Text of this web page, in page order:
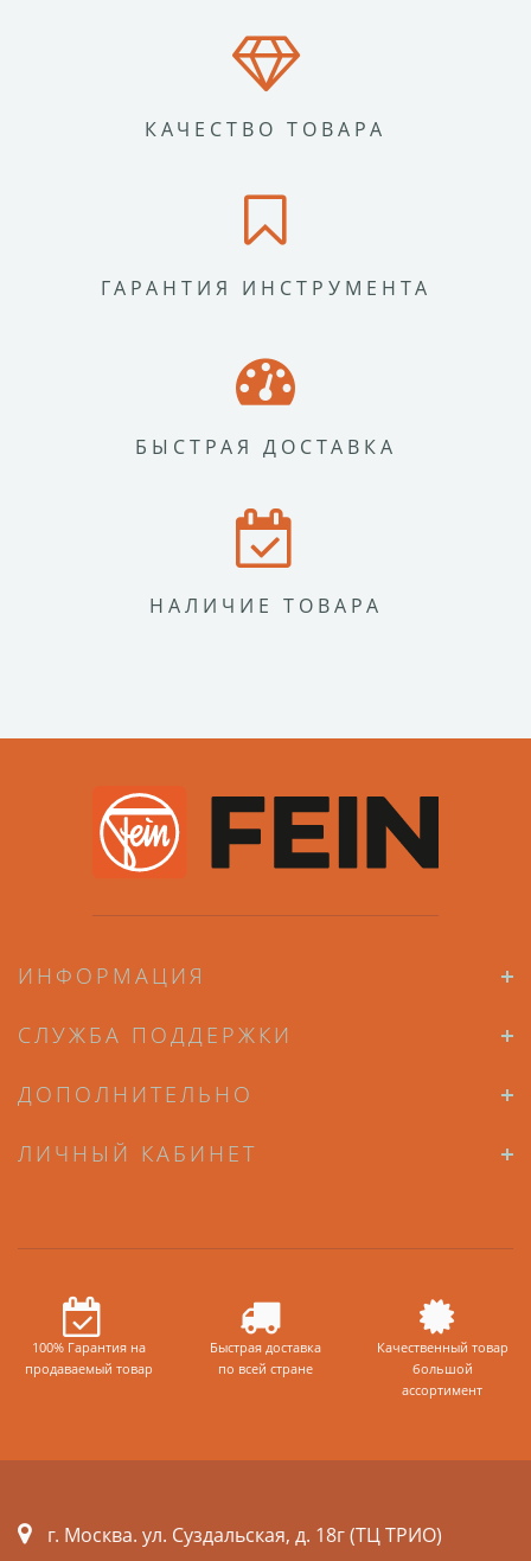
КАЧЕСТВО ТОВАРА
ГАРАНТИЯ ИНСТРУМЕНТА
БЫСТРАЯ ДОСТАВКА
НАЛИЧИЕ ТОВАРА
ИНФОРМАЦИЯ
СЛУЖБА ПОДДЕРЖКИ
ДОПОЛНИТЕЛЬНО
ЛИЧНЫЙ КАБИНЕТ
100% Гарантия на
продаваемый товар
Быстрая доставка
по всей стране
Качественный товар
большой
ассортимент
г. Москва. ул. Суздальская, д. 18г (ТЦ ТРИО)